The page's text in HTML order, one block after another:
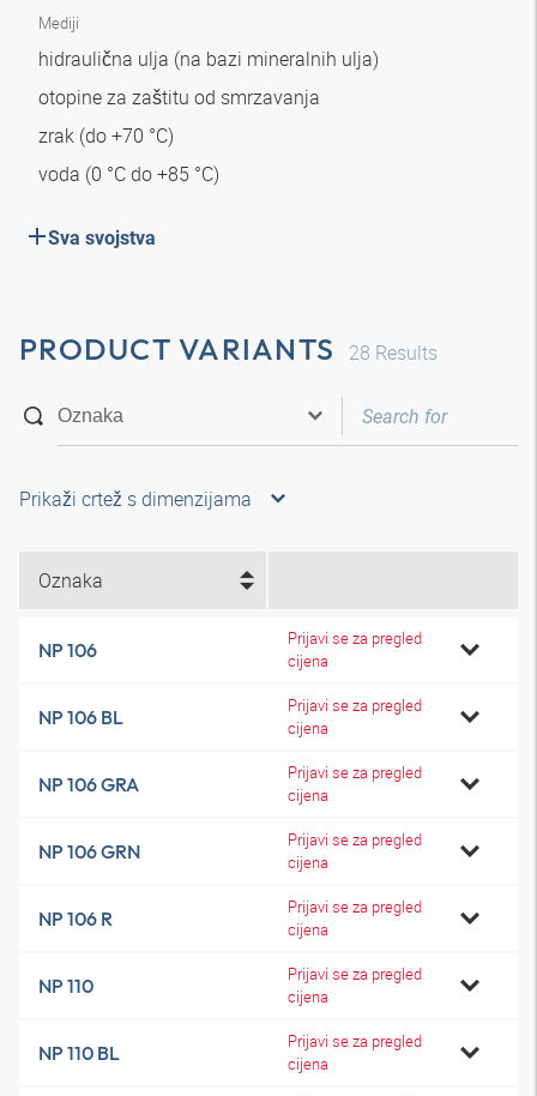
Mediji
hidraulična ulja (na bazi mineralnih ulja)
otopine za zaštitu od smrzavanja
zrak (do +70 °C)
voda (0 °C do +85 °C)
Sva svojstva
PRODUCT VARIANTS 28 Results
Prikaži crtež s dimenzijama
Oznaka
NP 106
Prijavi se za pregled
cijena
NP 106 BL
Prijavi se za pregled
cijena
NP 106 GRA
Prijavi se za pregled
cijena
NP 106 GRN
Prijavi se za pregled
cijena
NP 106 R
Prijavi se za pregled
cijena
NP 110
Prijavi se za pregled
cijena
NP 110 BL
Prijavi se za pregled
cijena